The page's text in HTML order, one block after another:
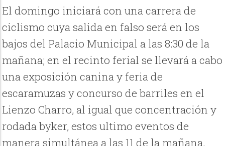
El domingo iniciará con una carrera de
ciclismo cuya salida en falso será en los
bajos del Palacio Municipal a las 8:30 de la
mañana; en el recinto ferial se llevará a cabo
una exposición canina y feria de
escaramuzas y concurso de barriles en el
Lienzo Charro, al igual que concentración y
rodada byker, estos ultimo eventos de
manera simultánea a las 11 de la mañana.